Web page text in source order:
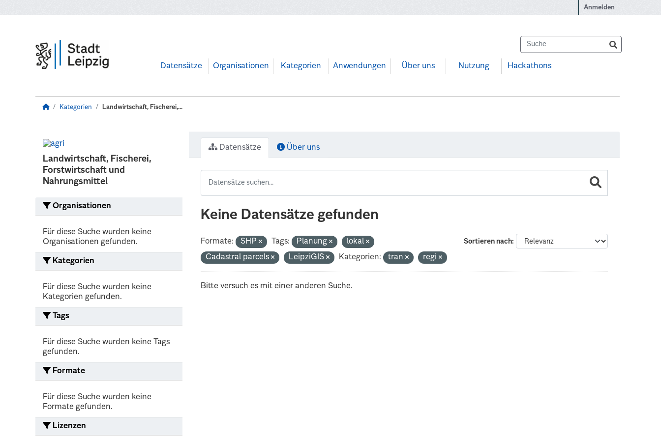
Anmelden
Datensätze Organisationen Kategorien Anwendungen Über uns Nutzung Hackathons
Kategorien Landwirtschaft, Fischerei,...
Landwirtschaft, Fischerei,
Forstwirtschaft und
Nahrungsmittel
Organisationen
Für diese Suche wurden keine
Organisationen gefunden.
Kategorien
Für diese Suche wurden keine
Kategorien gefunden.
Tags
Für diese Suche wurden keine Tags
gefunden.
Formate
Für diese Suche wurden keine
Formate gefunden.
Lizenzen
Datensätze Über uns
Keine Datensätze gefunden
Sortieren nach
Formate: SHP Tags: Planung
lokal
Cadastral parcels
LeipziGIS Kategorien: tran regi
Bitte versuch es mit einer anderen Suche.